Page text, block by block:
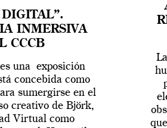
INMERSIVA
CCCB
una exposición
concebida como
sumergirse en el
creativo de Björk,
Virtual como